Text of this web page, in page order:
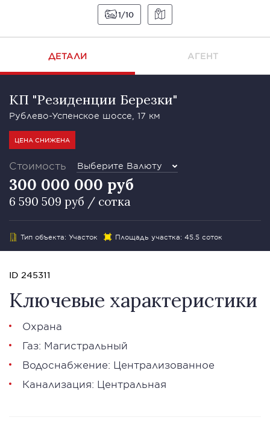
1 10
ДЕТАЛИ АГЕНТ
КП "Резиденции Березки"
Рублево-Успенское шоссе, 17 км
ЦЕНА СНИЖЕНА
Стоимость Выберите Валюту
300 000 000 руб
6 590 509 руб / сотка
Тип объекта: Участок Площадь участка: 45.5 соток
ID 245311
Ключевые характеристики
Охрана
Газ: Магистральный
Водоснабжение: Централизованное
Канализация: Центральная